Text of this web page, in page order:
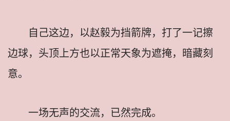
自己这边，以赵毅为挡箭牌，打了一记擦
边球，头顶上方也以正常天象为遮掩，暗藏刻
意。
一场无声的交流，已然完成。